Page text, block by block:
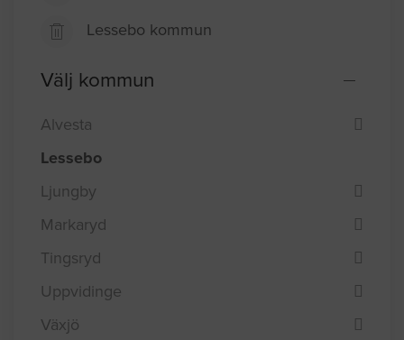
Lessebo kommun
Välj kommun
Alvesta
Lessebo
Ljungby
Markaryd
Tingsryd
Uppvidinge
Växjö